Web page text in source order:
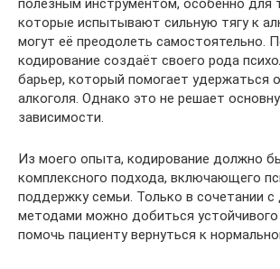
полезным инструментом, особенно для
которые испытывают сильную тягу к
могут её преодолеть самостоятельно.
кодирование создаёт своего рода
барьер, который помогает удержаться
алкоголя. Однако это не решает
зависимости.
Из моего опыта, кодирование должно
комплексного подхода, включающего
поддержку семьи. Только в сочетании с
методами можно добиться устойчивого
помочь пациенту вернуться к